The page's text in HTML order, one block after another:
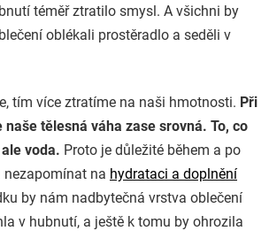
téměř ztratilo smysl. A všichni by
oblékali prostěradlo a seděli v
tím více ztratíme na naši hmotnosti. Při
tělesná váha zase srovná. To, co
voda. Proto je důležité během a po
na hydrataci a doplnění
by nám nadbytečná vrstva oblečení
v hubnutí, a ještě k tomu by ohrozila